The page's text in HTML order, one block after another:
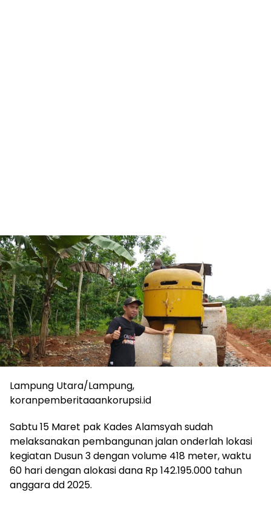
Lampung Utara/Lampung,
koranpemberitaaankorupsi.id
Sabtu 15 Maret pak Kades Alamsyah sudah
melaksanakan pembangunan jalan onderlah lokasi
kegiatan Dusun 3 dengan volume 418 meter, waktu
60 hari dengan alokasi dana Rp 142.195.000 tahun
anggara dd 2025.